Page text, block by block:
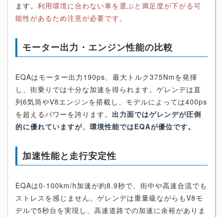
ます。 利用環境に合わない車を選ぶと満足度が下がる可
能性があるため注意が必要です。
モーター出力・エンジン性能の比較
EQAはモーター出力190ps、最大トルク375Nmを発揮
し、街乗りでは十分な加速を得られます。ゲレンデは直
列6気筒やV8エンジンを搭載し、モデルによっては400ps
を超えるパワーを誇ります。 出力面ではゲレンデが圧倒
的に優れていますが、環境性能ではEQAが優位です。
加速性能と走行安定性
EQAは0-100km/h加速が約8.9秒で、街中や高速合流でも
ストレスを感じません。ゲレンデは重量級ながらもV8モ
デルで5秒台を実現し、高速道路での加速に余裕がありま